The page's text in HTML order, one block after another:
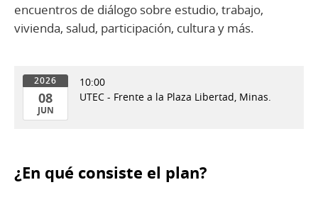
encuentros de diálogo sobre estudio, trabajo,
vivienda, salud, participación, cultura y más.
2026
08
JUN
del
10:00
UTEC - Frente a la Plaza Libertad, Minas.
¿En qué consiste el plan?